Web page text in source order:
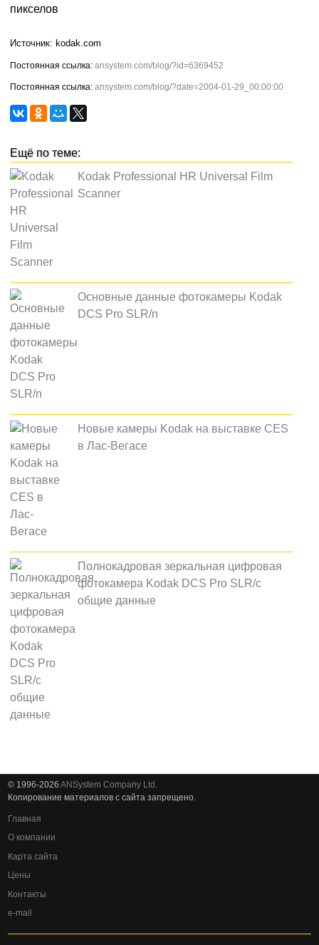
пикселов
kodak.com
ansystem.com/blog/?id=6369452
ansystem.com/blog/?date=2004-01-29_00:00:00
Kodak Professional HR Universal Film
Scanner
Основные данные фотокамеры Kodak
DCS Pro SLR/n
Новые камеры Kodak на выставке CES
в Лас-Вегасе
Полнокадровая зеркальная цифровая
фотокамера Kodak DCS Pro SLR/c
общие данные
© 1996-2026ANSystem Company Ltd.
Копирование материалов с сайта запрещено.
Главная
О компании
Карта сайта
Цены
Контакты
e-mail